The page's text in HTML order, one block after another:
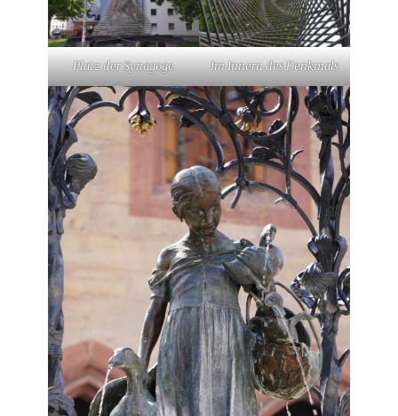
Platz der Synagoge Im Innern des Denkmals